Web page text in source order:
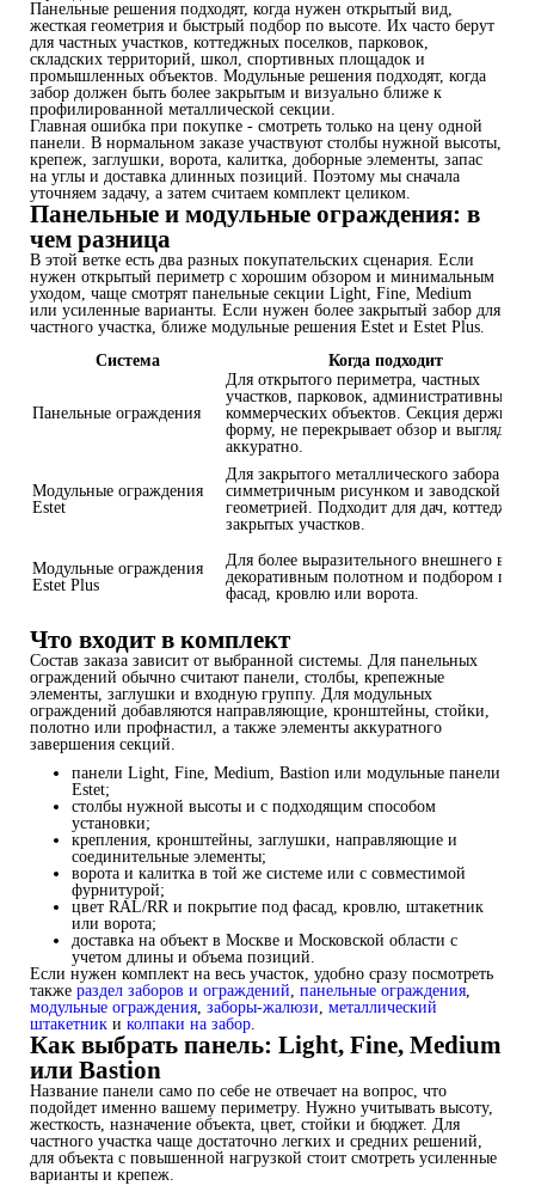
Панельные решения подходят, когда нужен открытый вид,
жесткая геометрия и быстрый подбор по высоте. Их часто берут
для частных участков, коттеджных поселков, парковок,
складских территорий, школ, спортивных площадок и
промышленных объектов. Модульные решения подходят, когда
забор должен быть более закрытым и визуально ближе к
профилированной металлической секции.
Главная ошибка при покупке - смотреть только на цену одной
панели. В нормальном заказе участвуют столбы нужной высоты,
крепеж, заглушки, ворота, калитка, доборные элементы, запас
на углы и доставка длинных позиций. Поэтому мы сначала
уточняем задачу, а затем считаем комплект целиком.
Панельные и модульные ограждения: в
чем разница
В этой ветке есть два разных покупательских сценария. Если
нужен открытый периметр с хорошим обзором и минимальным
уходом, чаще смотрят панельные секции Light, Fine, Medium
или усиленные варианты. Если нужен более закрытый забор для
частного участка, ближе модульные решения Estet и Estet Plus.
Система
Когда подходит
Панельные ограждения
Для открытого периметра, частных
участков, парковок, административных и
коммерческих объектов. Секция держит
форму, не перекрывает обзор и выглядит
аккуратно.
Модульные ограждения
Estet
Для закрытого металлического забора с
симметричным рисунком и заводской
геометрией. Подходит для дач, коттеджей
закрытых участков.
Модульные ограждения
Estet Plus
Для более выразительного внешнего вида
декоративным полотном и подбором под
фасад, кровлю или ворота.
Что входит в комплект
Состав заказа зависит от выбранной системы. Для панельных
ограждений обычно считают панели, столбы, крепежные
элементы, заглушки и входную группу. Для модульных
ограждений добавляются направляющие, кронштейны, стойки,
полотно или профнастил, а также элементы аккуратного
завершения секций.
панели Light, Fine, Medium, Bastion или модульные панели
Estet;
столбы нужной высоты и с подходящим способом
установки;
крепления, кронштейны, заглушки, направляющие и
соединительные элементы;
ворота и калитка в той же системе или с совместимой
фурнитурой;
цвет RAL/RR и покрытие под фасад, кровлю, штакетник
или ворота;
доставка на объект в Москве и Московской области с
учетом длины и объема позиций.
Если нужен комплект на весь участок, удобно сразу посмотреть
также раздел заборов и ограждений, панельные ограждения,
модульные ограждения, заборы-жалюзи, металлический
штакетник и колпаки на забор.
Как выбрать панель: Light, Fine, Medium
или Bastion
Название панели само по себе не отвечает на вопрос, что
подойдет именно вашему периметру. Нужно учитывать высоту,
жесткость, назначение объекта, цвет, стойки и бюджет. Для
частного участка чаще достаточно легких и средних решений,
для объекта с повышенной нагрузкой стоит смотреть усиленные
варианты и крепеж.